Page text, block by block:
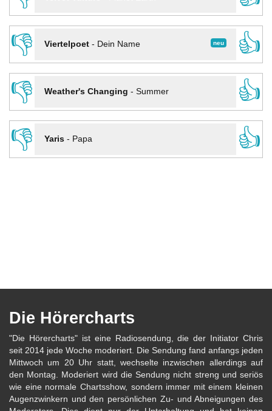
👎
neu
Viertelpoet- Dein Name
👍
👎
Weather's Changing - Summer
👍
👎
Yaris- Papa 👍
Die Hörercharts
"Die Hörercharts" ist eine Radiosendung, die der Initiator Chris
seit 2014 jede Woche moderiert. Die Sendung fand anfangs jeden
Mittwoch um 20 Uhr statt, wechselte inzwischen allerdings auf
den Montag. Moderiert wird die Sendung nicht streng und seriös
wie eine normale Chartsshow, sondern immer mit einem kleinen
Augenzwinkern und den persönlichen Zu- und Abneigungen des